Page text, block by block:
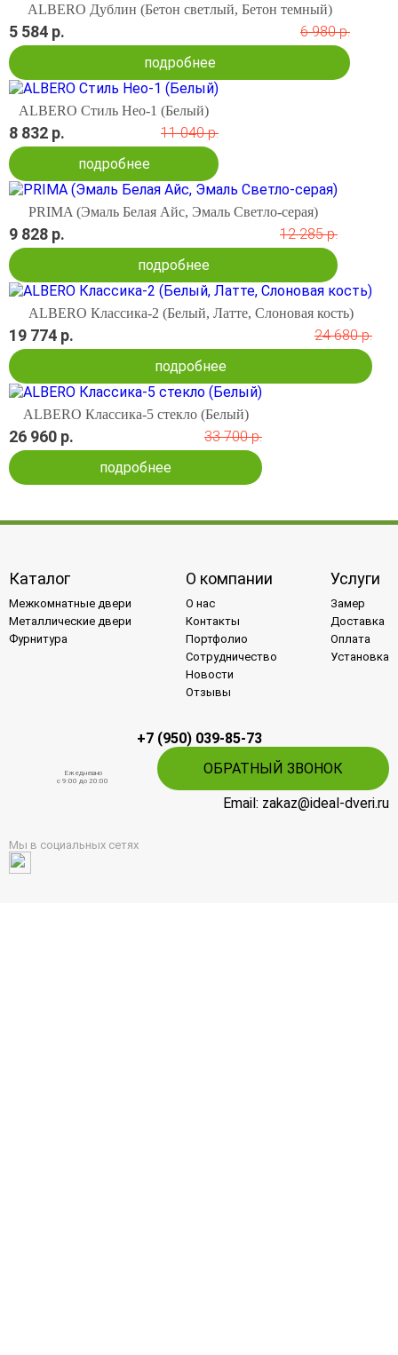
ALBERO Дублин (Бетон светлый, Бетон темный)
5 584 р.
6 980 р.
подробнее
ALBERO Стиль Нео-1 (Белый)
8 832 р.
11 040 р.
подробнее
PRIMA (Эмаль Белая Айс, Эмаль Светло-серая)
9 828 р.
12 285 р.
подробнее
ALBERO Классика-2 (Белый, Латте, Слоновая кость)
19 774 р.
24 680 р.
подробнее
ALBERO Классика-5 стекло (Белый)
26 960 р.
33 700 р.
подробнее
Каталог
Межкомнатные двери
Металлические двери
Фурнитура
О компании
О нас
Контакты
Портфолио
Сотрудничество
Новости
Отзывы
Услуги
Замер
Доставка
Оплата
Установка
+7 (950) 039-85-73
Ежедневно
c 9:00 до 20:00
ОБРАТНЫЙ ЗВОНОК
Email: zakaz@ideal-dveri.ru
Мы в социальных сетях